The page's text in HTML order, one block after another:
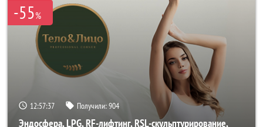
-55%
12:57:36 Получили:904
Эндосфера, LPG, RF-лифтинг, RSL-скульптурирование,